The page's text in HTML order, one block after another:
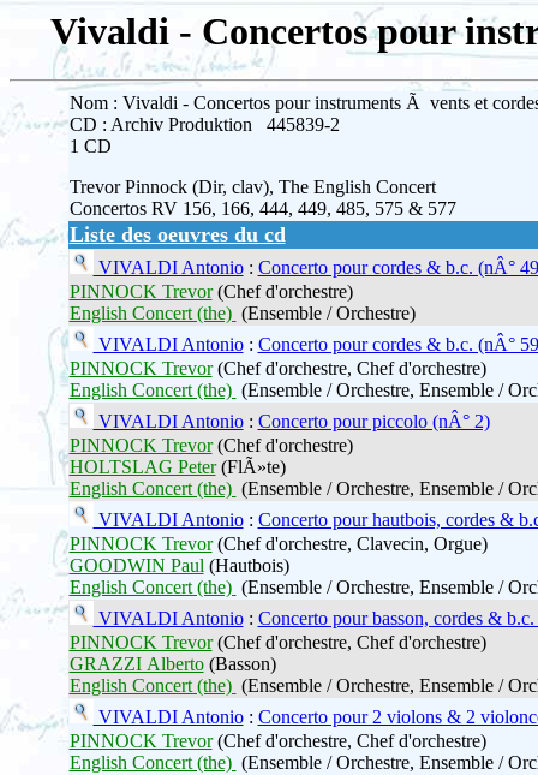
Vivaldi - Concertos pour
Nom : Vivaldi - Concertos pour instruments Ã vents et
CD : Archiv Produktion 445839-2
1 CD
Trevor Pinnock (Dir, clav), The English Concert
Concertos RV 156, 166, 444, 449, 485, 575 & 577
Liste des oeuvres du cd
VIVALDI Antonio: Concerto pour cordes & b.c. (nÂ°
PINNOCK Trevor(Chef d'orchestre)
English Concert (the) (Ensemble / Orchestre)
VIVALDI Antonio: Concerto pour cordes & b.c. (nÂ°
PINNOCK Trevor(Chef d'orchestre, Chef d'orchestre)
English Concert (the) (Ensemble / Orchestre, Ensemble /
VIVALDI Antonio: Concerto pour piccolo (nÂ° 2)
PINNOCK Trevor(Chef d'orchestre)
HOLTSLAG Peter(FlÃ»te)
English Concert (the) (Ensemble / Orchestre, Ensemble /
VIVALDI Antonio: Concerto pour hautbois, cordes &
PINNOCK Trevor(Chef d'orchestre, Clavecin, Orgue)
GOODWIN Paul(Hautbois)
English Concert (the) (Ensemble / Orchestre, Ensemble /
VIVALDI Antonio: Concerto pour basson, cordes &
PINNOCK Trevor(Chef d'orchestre, Chef d'orchestre)
GRAZZI Alberto(Basson)
English Concert (the) (Ensemble / Orchestre, Ensemble /
VIVALDI Antonio: Concerto pour 2 violons & 2
PINNOCK Trevor(Chef d'orchestre, Chef d'orchestre)
English Concert (the) (Ensemble / Orchestre, Ensemble /